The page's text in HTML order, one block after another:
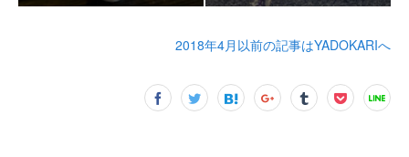
2018年4月以前の記事はYADOKARIへ